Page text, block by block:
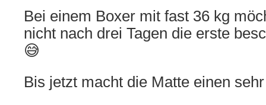
Bei einem Boxer mit fast 36 kg
nicht nach drei Tagen die erste
😅
Bis jetzt macht die Matte einen